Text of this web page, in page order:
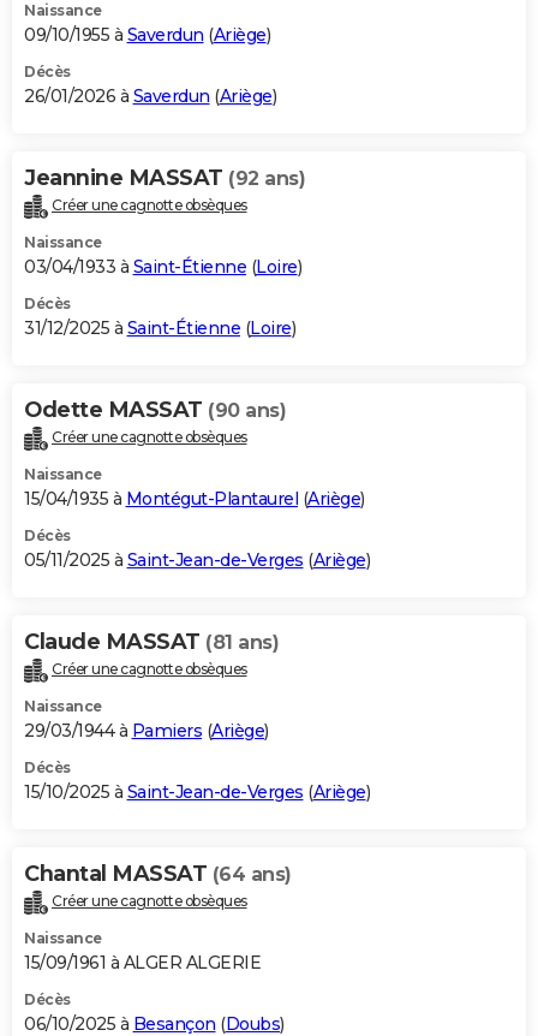
Naissance
09/10/1955 à Saverdun (Ariège)
Décès
26/01/2026 à Saverdun (Ariège)
Jeannine MASSAT (92 ans)
Créer une cagnotte obsèques
Naissance
03/04/1933 à Saint-Étienne (Loire)
Décès
31/12/2025 à Saint-Étienne (Loire)
Odette MASSAT (90 ans)
Créer une cagnotte obsèques
Naissance
15/04/1935 à Montégut-Plantaurel (Ariège)
Décès
05/11/2025 à Saint-Jean-de-Verges (Ariège)
Claude MASSAT (81 ans)
Créer une cagnotte obsèques
Naissance
29/03/1944 à Pamiers (Ariège)
Décès
15/10/2025 à Saint-Jean-de-Verges (Ariège)
Chantal MASSAT (64 ans)
Créer une cagnotte obsèques
Naissance
15/09/1961 à ALGER ALGERIE
Décès
06/10/2025 à Besançon (Doubs)